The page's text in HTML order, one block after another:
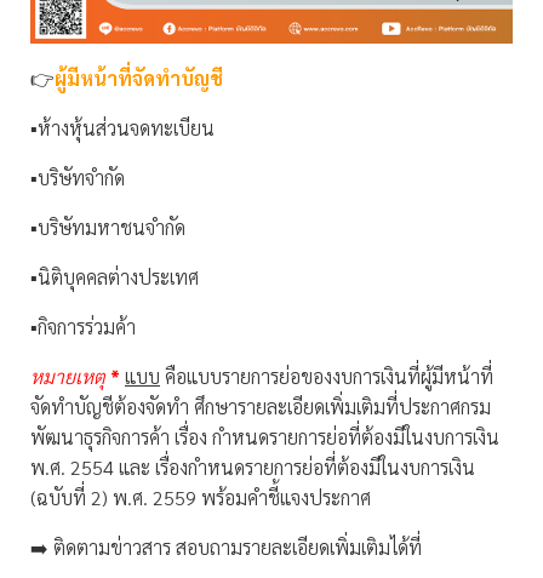
👉ผู้มีหน้าที่จัดทำบัญชี
▪️ห้างหุ้นส่วนจดทะเบียน
▪️บริษัทจำกัด
▪️บริษัทมหาชนจำกัด
▪️นิติบุคคลต่างประเทศ
▪️กิจการร่วมค้า
หมายเหตุ * แบบ คือแบบรายการย่อของงบการเงินที่ผู้มีหน้าที่
จัดทำบัญชีต้องจัดทำ ศึกษารายละเอียดเพิ่มเติมที่ประกาศกรม
พัฒนาธุรกิจการค้า เรื่อง กำหนดรายการย่อที่ต้องมีในงบการเงิน
พ.ศ. 2554 และ เรื่องกำหนดรายการย่อที่ต้องมีในงบการเงิน
(ฉบับที่ 2) พ.ศ. 2559 พร้อมคำชี้แจงประกาศ
➡️ ติดตามข่าวสาร สอบถามรายละเอียดเพิ่มเติมได้ที่